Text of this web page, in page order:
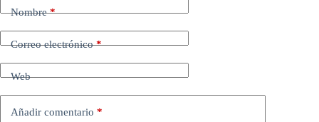
Nombre*
Correo electrónico*
Web
Añadir comentario *